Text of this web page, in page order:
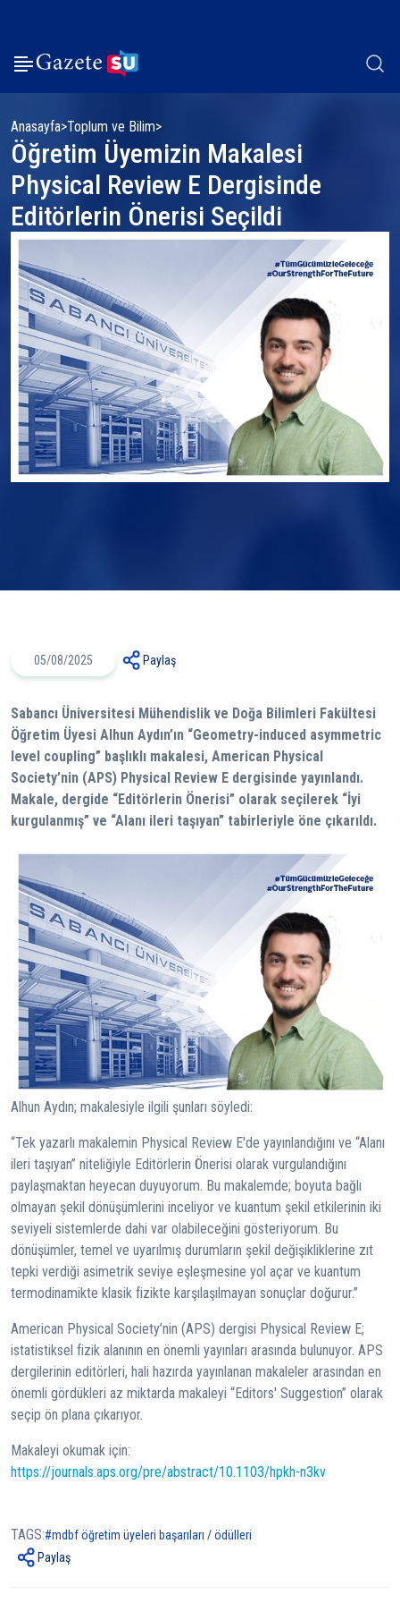
Anasayfa Toplum ve Bilim
Öğretim Üyemizin Makalesi
Physical Review E Dergisinde
Editörlerin Önerisi Seçildi
05/08/2025 Paylaş
Sabancı Üniversitesi Mühendislik ve Doğa Bilimleri Fakültesi
Öğretim Üyesi Alhun Aydın’ın “Geometry-induced asymmetric
level coupling” başlıklı makalesi, American Physical
Society’nin (APS) Physical Review E dergisinde yayınlandı.
Makale, dergide “Editörlerin Önerisi” olarak seçilerek “İyi
kurgulanmış” ve “Alanı ileri taşıyan” tabirleriyle öne çıkarıldı.
Alhun Aydın; makalesiyle ilgili şunları söyledi:
“Tek yazarlı makalemin Physical Review E'de yayınlandığını ve “Alanı
ileri taşıyan” niteliğiyle Editörlerin Önerisi olarak vurgulandığını
paylaşmaktan heyecan duyuyorum. Bu makalemde; boyuta bağlı
olmayan şekil dönüşümlerini inceliyor ve kuantum şekil etkilerinin iki
seviyeli sistemlerde dahi var olabileceğini gösteriyorum. Bu
dönüşümler, temel ve uyarılmış durumların şekil değişikliklerine zıt
tepki verdiği asimetrik seviye eşleşmesine yol açar ve kuantum
termodinamikte klasik fizikte karşılaşılmayan sonuçlar doğurur.”
American Physical Society’nin (APS) dergisi Physical Review E;
istatistiksel fizik alanının en önemli yayınları arasında bulunuyor. APS
dergilerinin editörleri, hali hazırda yayınlanan makaleler arasından en
önemli gördükleri az miktarda makaleyi “Editors' Suggestion” olarak
seçip ön plana çıkarıyor.
Makaleyi okumak için:
https://journals.aps.org/pre/abstract/10.1103/hpkh-n3kv
TAGS: mdbf öğretim üyeleri başarıları / ödülleri
Paylaş